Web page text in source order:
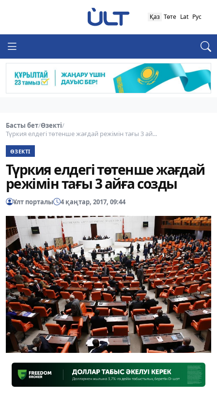
Қаз Төте Lat Рус
Басты бет/Өзекті/
Түркия елдегі төтенше жағдай режімін тағы 3 ай...
ӨЗЕКТІ
Түркия елдегі төтенше жағдай
режімін тағы 3 айға созды
Ұлт порталы 4 қаңтар, 2017, 09:44